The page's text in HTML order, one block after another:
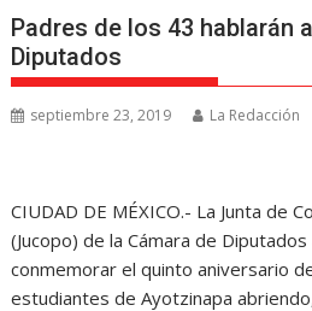
Padres de los 43 hablarán
Diputados
septiembre 23, 2019 La Redacción
CIUDAD DE MÉXICO.- La Junta de
(Jucopo) de la Cámara de
conmemorar el quinto aniversario
estudiantes de Ayotzinapa